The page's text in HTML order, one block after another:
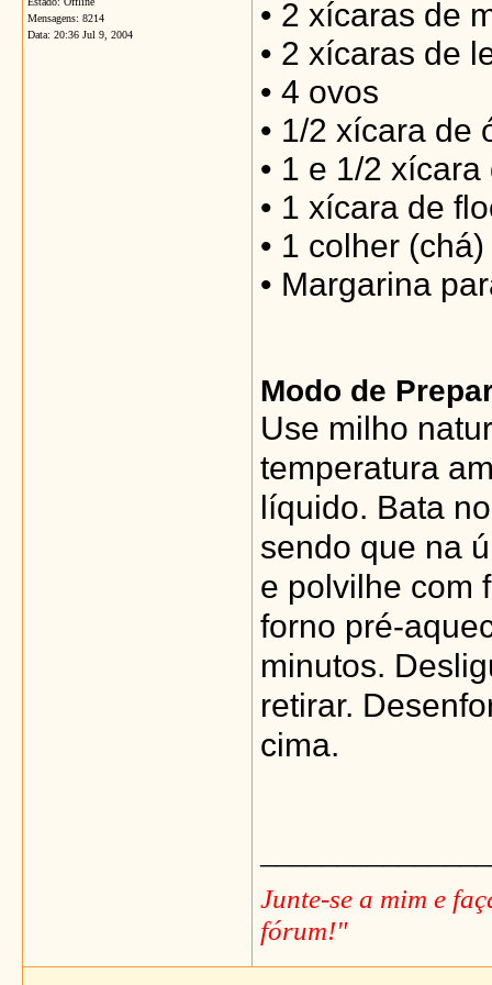
Mensagens: 8214
Data: 20:36 Jul 9, 2004
• 2 xícaras de
• 2 xícaras de
• 4 ovos
• 1/2 xícara de
• 1 e 1/2
• 1 xícara de
• 1 colher
• Margarina
Modo de
Use milho
temperatura
líquido. Bata
sendo que na
e polvilhe com
forno pré-
minutos.
retirar.
cima.
Junte-se a mim e
fórum!"